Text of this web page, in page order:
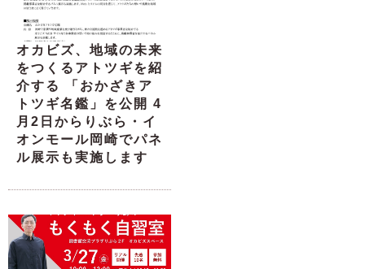
オカビズ、地域の未来
をつくるアトツギを紹
介する 「おかざきア
トツギ名鑑」を公開 4
月2日からりぶら・イ
オンモール岡崎でパネ
ル展示も実施します